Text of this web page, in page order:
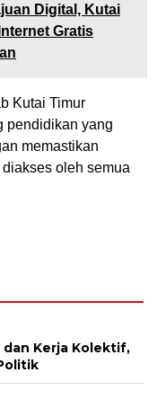
Digital, Kutai
Gratis
Kutai Timur
pendidikan yang
memastikan
oleh semua
dan Kerja Kolektif,